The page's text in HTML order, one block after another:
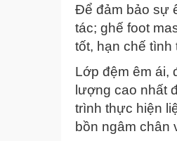
Để đảm bảo sự
tác; ghế foot
tốt, hạn chế tình
Lớp đệm êm ái,
lượng cao nhất
trình thực hiện
bồn ngâm chân